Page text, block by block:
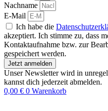
Nachname
E-Mail
Ich habe die
akzeptiert. Ich stimme zu, dass
Kontaktaufnahme bzw. zur
gespeichert werden.
Jetzt anmelden
Unser Newsletter wird in
kannst dich jederzeit abmelden.
0,00 € 0 Warenkorb